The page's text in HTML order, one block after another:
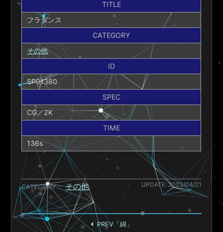
TITLE
フラダンス
CATEGORY
その他
ID
SP01380
SPEC
CG／2K
TIME
136s
CATEGORY その他 UPDATE: 2023/04/21
PREV「綿」